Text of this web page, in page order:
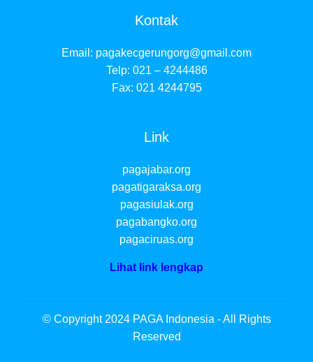
Kontak
Email: pagakecgerungorg@gmail.com
Telp: 021 – 4244486
Fax: 021 4244795
Link
pagajabar.org
pagatigaraksa.org
pagasiulak.org
pagabangko.org
pagaciruas.org
Lihat link lengkap
© Copyright 2024 PAGA Indonesia - All Rights
Reserved